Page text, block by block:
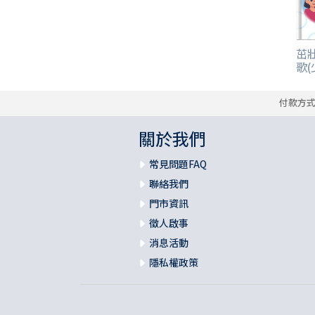
茁
歌(
付款方
關於我們
常見問題FAQ
聯絡我們
門市資訊
徵人啟事
消息活動
隱私權政策